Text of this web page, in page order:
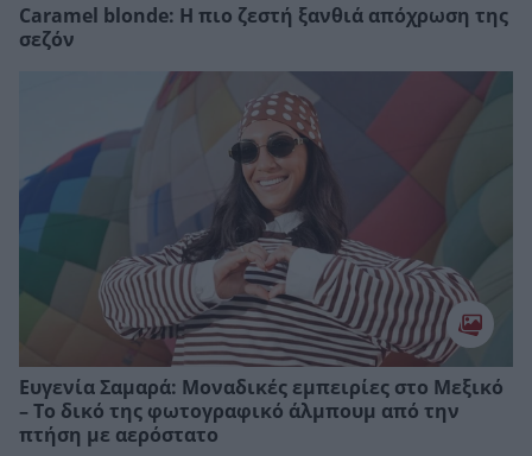
Caramel blonde: Η πιο ζεστή ξανθιά απόχρωση της
σεζόν
Ευγενία Σαμαρά: Μοναδικές εμπειρίες στο Μεξικό
– Το δικό της φωτογραφικό άλμπουμ από την
πτήση με αερόστατο